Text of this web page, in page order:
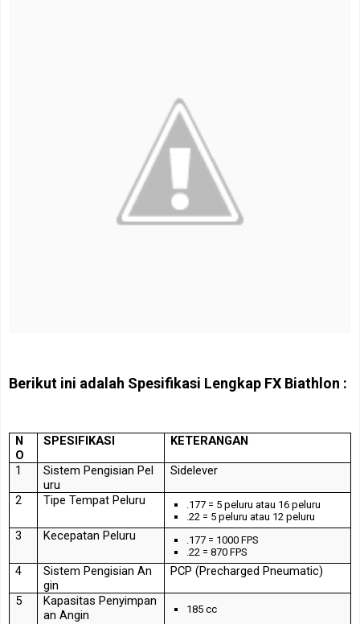
Berikut ini adalah Spesifikasi Lengkap FX Biathlon :
N
O
SPESIFIKASI KETERANGAN
1 Sistem Pengisian Pel
uru
Sidelever
2 Tipe Tempat Peluru
.177 = 5 peluru atau 16 peluru
.22 = 5 peluru atau 12 peluru
3 Kecepatan Peluru
.177 = 1000 FPS
.22 = 870 FPS
4 Sistem Pengisian An
gin
PCP (Precharged Pneumatic)
5 Kapasitas Penyimpan
an Angin 185 cc